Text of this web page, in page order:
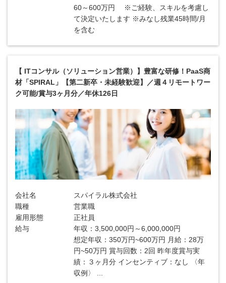
60～600万円 ※ご経験、スキルを考慮し
て決定いたします ※みなし残業45時間/月
を含む
【 ITコンサル（ソリューション営業）】豊富な研修！PaaS商
材「SPIRAL」【第二新卒・未経験歓迎】／週４リモートワー
ク可能/賞与3ヶ月分／年休126日
会社名
スパイラル株式会社
職種
営業職
雇用形態
正社員
給与
年収：3,500,000円～6,000,000円
想定年収：350万円~600万円 月給：28万
円~50万円 賞与回数：2回 昨年度賞与実
績：３ヶ月分 インセンティブ：なし 〈年
収例〉 ...